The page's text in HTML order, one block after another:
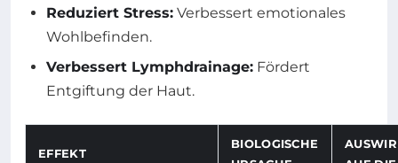
Reduziert Stress: Verbessert emotionales
Wohlbefinden.
Verbessert Lymphdrainage: Fördert
Entgiftung der Haut.
EFFEKT
BIOLOGISCHE